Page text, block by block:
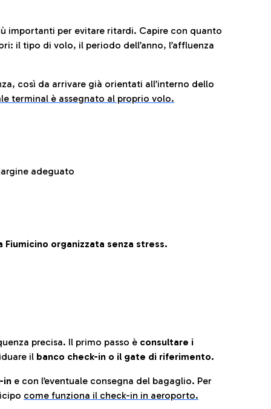
importanti per evitare ritardi. Capire con quanto
il tipo di volo, il periodo dell’anno, l’affluenza
così da arrivare già orientati all’interno dello
terminal è assegnato al proprio volo.
adeguato
Fiumicino organizzata senza stress.
precisa. Il primo passo è consultare i
il banco check-in o il gate di riferimento.
in e con l’eventuale consegna del bagaglio. Per
o come funziona il check-in in aeroporto.